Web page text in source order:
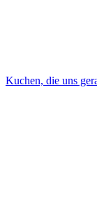
Kuchen, die uns